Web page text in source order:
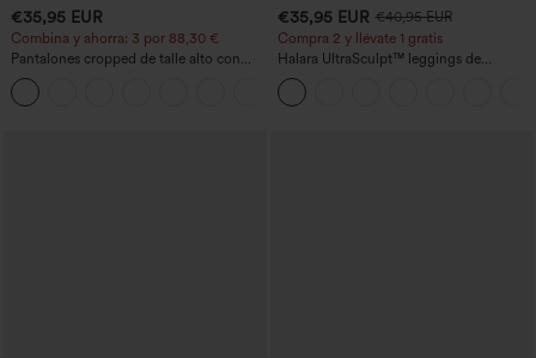
€35,95 EUR
Combina y ahorra: 3 por 88,30 €
Pantalones cropped de talle alto con
bolsillos con cremallera y efecto lino
€35,95 EUR €40,95 EUR
Compra 2 y llévate 1 gratis
Halara UltraSculpt™ leggings de
entrenamiento moldeadores de talle alto
con fruncido trasero que realza los
glúteos, control de abdomen y bolsillos